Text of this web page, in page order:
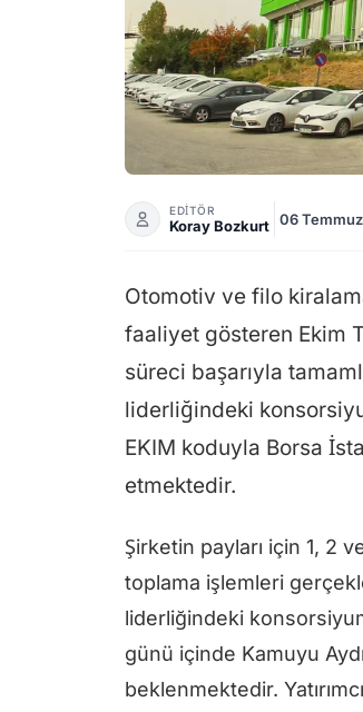
EDİTÖR
Koray Bozkurt 06
Otomotiv ve filo
faaliyet gösteren Ekim
süreci başarıyla
liderliğindeki
EKIM koduyla Borsa
etmektedir.
Şirketin payları için 1, 2
toplama işlemleri
liderliğindeki
günü içinde Kamuyu
beklenmektedir.